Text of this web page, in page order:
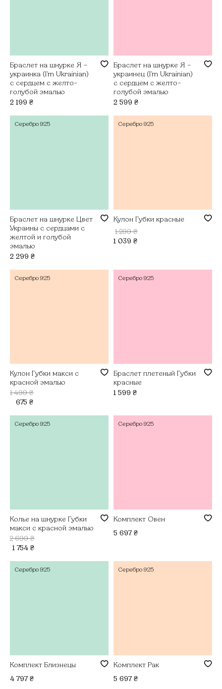
Браслет на шнурке Я –
украинка (I'm Ukrainian)
с сердцем с желто-
голубой эмалью
2 199 ₴
Браслет на шнурке Я –
украинец (I'm Ukrainian)
с сердцем с желто-
голубой эмалью
2 599 ₴
Серебро 925
Браслет на шнурке Цвет
Украины с сердцами с
желтой и голубой
эмалью
2 299 ₴
Серебро 925
Кулон Губки красные
1 299₴
1 039 ₴
Серебро 925
Кулон Губки макси с
красной эмалью
1 499₴
675 ₴
Серебро 925
Браслет плетеный Губки
красные
1 599 ₴
Серебро 925
Колье на шнурке Губки
макси с красной эмалью
2 699₴
1 754 ₴
Серебро 925
Комплект Овен
5 697 ₴
Серебро 925
Комплект Близнецы
4 797 ₴
Серебро 925
Комплект Рак
5 697 ₴